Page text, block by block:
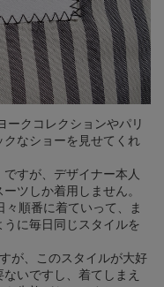
ークコレクションやパリ
なショーを見せてくれ
すが、デザイナー本人
ツしか着用しません。
順番に着ていって、ま
に毎日同じスタイルを
が、このスタイルが大好
いですし、着てしまえ